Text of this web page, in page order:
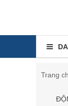
Trang